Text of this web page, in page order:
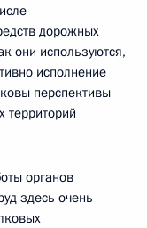
дорожных
они используются,
исполнение
перспективы
территорий
органов
здесь очень